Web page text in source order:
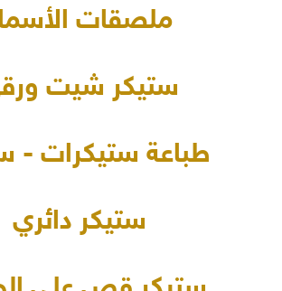
ملصقات
ستيكر شيت
طباعة ستيكرات -
ستيكر دائري